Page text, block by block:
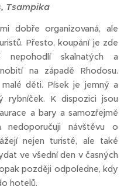
Tsampika
dobře organizovaná, ale
Přesto, koupání je zde
nepohodlí skalnatých a
na západě Rhodosu.
děti. Písek je jemný a
rybníček. K dispozici jsou
a bary a samozřejmě
nedoporučuji návštěvu o
nejen turisté, ale také
ve všední den v časných
později odpoledne, kdy
hotelů.